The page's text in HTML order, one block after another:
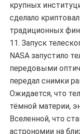
крупных
сделало
традиционных
11. Запуск
NASA запустило
передовыми
передал снимки
Ожидается, что
тёмной материи,
Вселенной, что
астрономии на